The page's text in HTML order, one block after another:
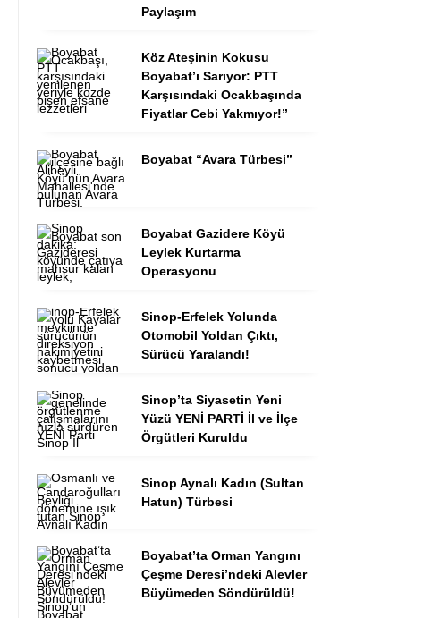
Paylaşım
Köz Ateşinin Kokusu
Boyabat’ı Sarıyor: PTT
Karşısındaki Ocakbaşında
Fiyatlar Cebi Yakmıyor!”
Boyabat “Avara Türbesi”
Boyabat Gazidere Köyü
Leylek Kurtarma
Operasyonu
Sinop-Erfelek Yolunda
Otomobil Yoldan Çıktı,
Sürücü Yaralandı!
Sinop’ta Siyasetin Yeni
Yüzü YENİ PARTİ İl ve İlçe
Örgütleri Kuruldu
Sinop Aynalı Kadın (Sultan
Hatun) Türbesi
Boyabat’ta Orman Yangını
Çeşme Deresi’ndeki Alevler
Büyümeden Söndürüldü!